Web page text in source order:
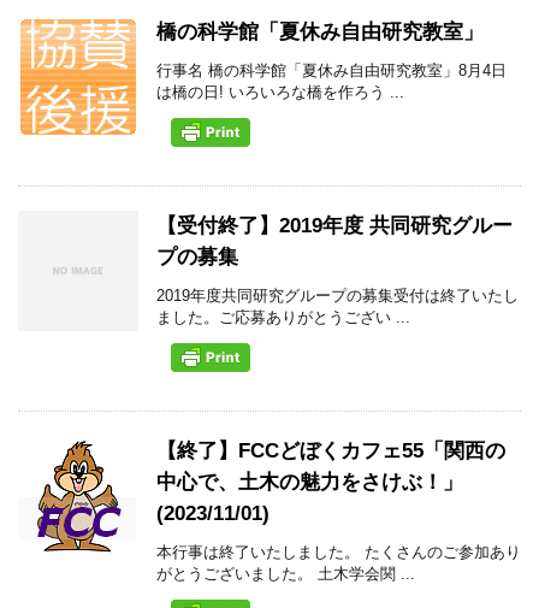
橋の科学館「夏休み自由研究教室」
行事名 橋の科学館「夏休み自由研究教室」8月4日
は橋の日! いろいろな橋を作ろう ...
【受付終了】2019年度 共同研究グルー
プの募集
2019年度共同研究グループの募集受付は終了いたし
ました。ご応募ありがとうござい ...
【終了】FCCどぼくカフェ55「関西の
中心で、土木の魅力をさけぶ！」
(2023/11/01)
本行事は終了いたしました。 たくさんのご参加あり
がとうございました。 土木学会関 ...